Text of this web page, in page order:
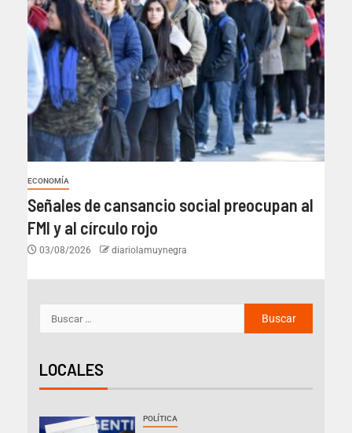
ECONOMÍA
Señales de cansancio social preocupan al
FMI y al círculo rojo
03/08/2026 diariolamuynegra
LOCALES
POLÍTICA